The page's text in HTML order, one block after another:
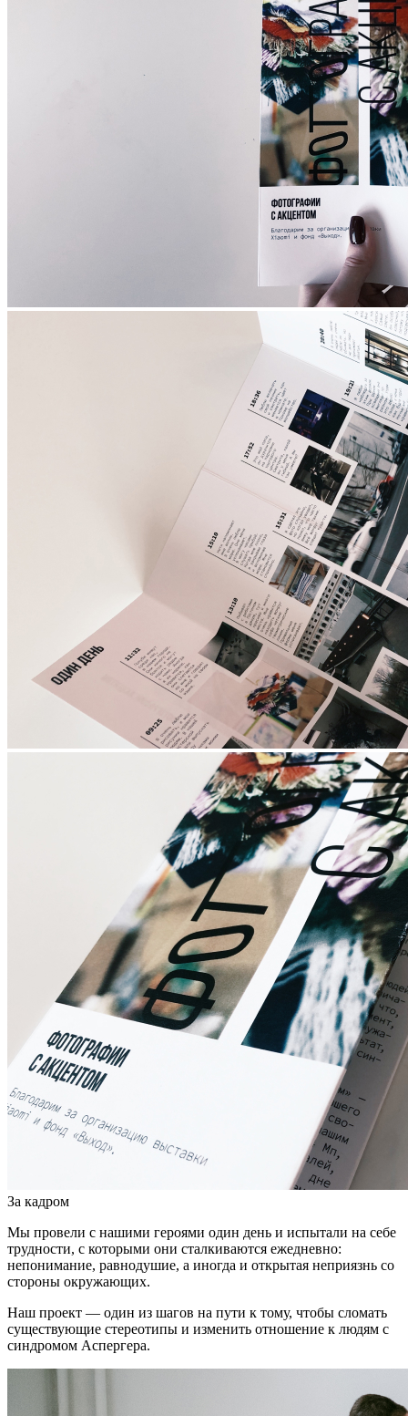
За кадром
Мы провели с нашими героями один день и испытали на себе
трудности, с которыми они сталкиваются ежедневно:
непонимание, равнодушие, а иногда и открытая неприязнь со
стороны окружающих.
Наш проект — один из шагов на пути к тому, чтобы сломать
существующие стереотипы и изменить отношение к людям с
синдромом Аспергера.